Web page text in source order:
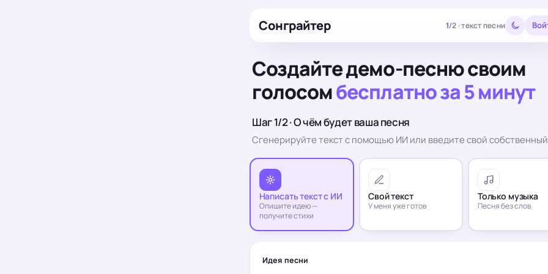
Сонграйтер 1/2 ·текст песни
Создайте демо-песню своим
голосомбесплатно за 5 минут
Шаг 1/2 · О чём будет ваша песня
Сгенерируйте текст с помощью ИИ или введите свой
Написать текст с ИИ
Опишите идею —
получите стихи
Свой текст
У меня уже готов
Только музыка
Песня без слов
Идея песни